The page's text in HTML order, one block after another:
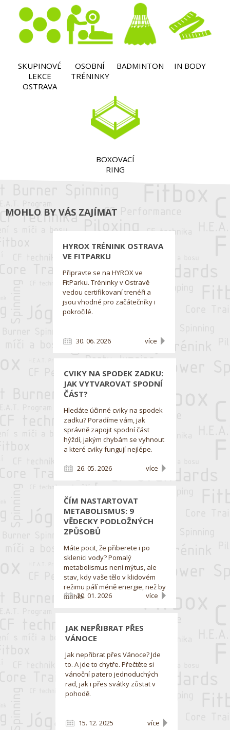
SKUPINOVÉ
LEKCE
OSTRAVA
OSOBNÍ
TRÉNINKY
BADMINTON IN BODY
BOXOVACÍ
RING
MOHLO BY VÁS ZAJÍMAT
HYROX TRÉNINK OSTRAVA
VE FITPARKU
Připravte se na HYROX ve
FitParku. Tréninky v Ostravě
vedou certifikovaní trenéři a
jsou vhodné pro začátečníky i
pokročilé.
30. 06. 2026 více
CVIKY NA SPODEK ZADKU:
JAK VYTVAROVAT SPODNÍ
ČÁST?
Hledáte účinné cviky na spodek
zadku? Poradíme vám, jak
správně zapojit spodní část
hýždí, jakým chybám se vyhnout
a které cviky fungují nejlépe.
26. 05. 2026 více
ČÍM NASTARTOVAT
METABOLISMUS: 9
VĚDECKY PODLOŽNÝCH
ZPŮSOBŮ
Máte pocit, že přiberete i po
sklenici vody? Pomalý
metabolismus není mýtus, ale
stav, kdy vaše tělo v klidovém
režimu pálí méně energie, než by
mohlo.20. 01. 2026 více
JAK NEPŘIBRAT PŘES
VÁNOCE
Jak nepřibrat přes Vánoce? Jde
to. A jde to chytře. Přečtěte si
vánoční patero jednoduchých
rad, jak i přes svátky zůstat v
pohodě.
15. 12. 2025 více